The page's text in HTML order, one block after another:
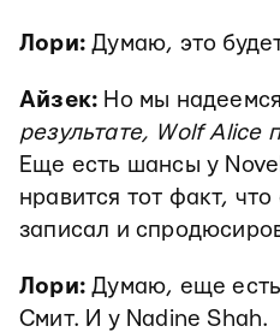
Лори: Думаю, это
Айзек: Но мы
результате, Wolf Alice
Еще есть шансы у
нравится тот факт,
записал и
Лори: Думаю, еще
Смит. И у Nadine Shah.